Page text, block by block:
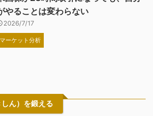
やることは変わらない
2026/7/17
マーケット分析
ん）を鍛える